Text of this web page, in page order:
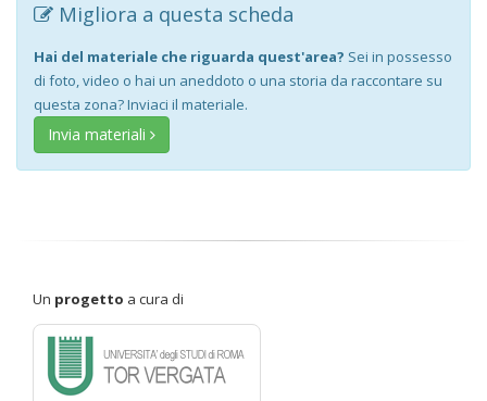
Migliora a questa scheda
Hai del materiale che riguarda quest'area? Sei in possesso
di foto, video o hai un aneddoto o una storia da raccontare su
questa zona? Inviaci il materiale.
Invia materiali
Un progetto a cura di